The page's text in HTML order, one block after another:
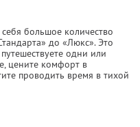
большое количество
до «Люкс». Это
одни или
цените комфорт в
проводить время в тихой